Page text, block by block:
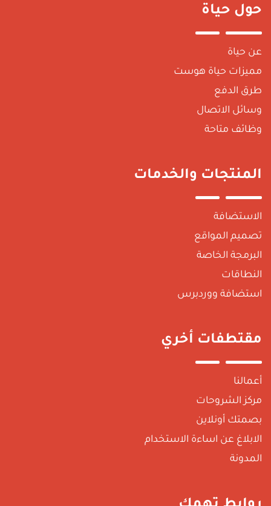
حول حياة
عن حياة
مميزات حياة هوست
طرق الدفع
وسائل الاتصال
وظائف متاحة
المنتجات والخدمات
الاستضافة
تصميم المواقع
البرمجة الخاصة
النطاقات
استضافة ووردبرس
مقتطفات أخري
أعمالنا
مركز الشروحات
بصمتك أونلاين
الابلاغ عن اساءة الاستخدام
المدونة